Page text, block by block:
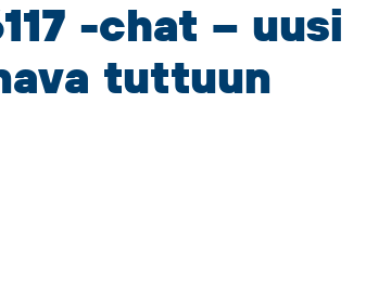
-chat – uusi
tuttuun